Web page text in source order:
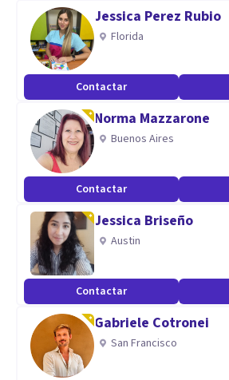
Jessica Perez Rubio
Florida
Contactar
Norma Mazzarone
Buenos Aires
Contactar
Jessica Briseño
Austin
Contactar
Gabriele Cotronei
San Francisco